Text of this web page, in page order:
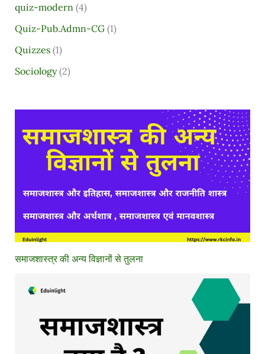
quiz-modern (4)
Quiz-Pub.Admn-CG(1)
Quizzes(1)
Sociology(2)
समाजशास्त्र की अन्य विज्ञानों से तुलना